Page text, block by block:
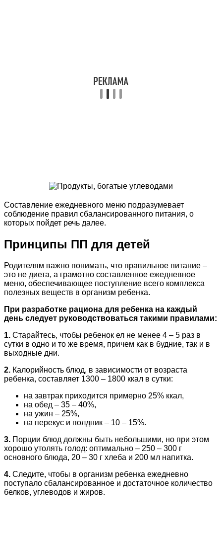
Составление ежедневного меню подразумевает
соблюдение правил сбалансированного питания, о
которых пойдет речь далее.
Принципы ПП для детей
Родителям важно понимать, что правильное питание –
это не диета, а грамотно составленное ежедневное
меню, обеспечивающее поступление всего комплекса
полезных веществ в организм ребенка.
При разработке рациона для ребенка на каждый
день следует руководствоваться такими правилами:
1. Старайтесь, чтобы ребенок ел не менее 4 – 5 раз в
сутки в одно и то же время, причем как в будние, так и в
выходные дни.
2. Калорийность блюд, в зависимости от возраста
ребенка, составляет 1300 – 1800 ккал в сутки:
на завтрак приходится примерно 25% ккал,
на обед – 35 – 40%,
на ужин – 25%,
на перекус и полдник – 10 – 15%.
3. Порции блюд должны быть небольшими, но при этом
хорошо утолять голод: оптимально – 250 – 300 г
основного блюда, 20 – 30 г хлеба и 200 мл напитка.
4. Следите, чтобы в организм ребенка ежедневно
поступало сбалансированное и достаточное количество
белков, углеводов и жиров.